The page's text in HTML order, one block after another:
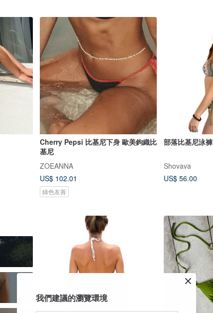
Cherry Pepsi 比基尼下身 歐美鉤織比
基尼
ZOEANNA
US$ 102.01
綠色友善
部落比基尼泳褲
Shovava
US$ 56.00
我們建議的瀏覽環境